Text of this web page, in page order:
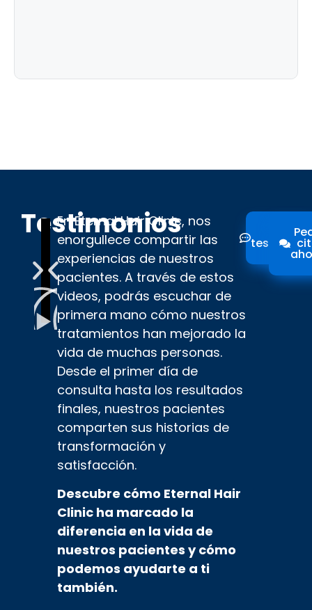
Testimonios
En Eternal Hair Clinic, nos
enorgullece compartir las
experiencias de nuestros
pacientes. A través de estos
videos, podrás escuchar de
primera mano cómo nuestros
tratamientos han mejorado la
vida de muchas personas.
Desde el primer día de
consulta hasta los resultados
finales, nuestros pacientes
comparten sus historias de
transformación y
satisfacción.
Descubre cómo Eternal Hair
Clinic ha marcado la
diferencia en la vida de
nuestros pacientes y cómo
podemos ayudarte a ti
también.